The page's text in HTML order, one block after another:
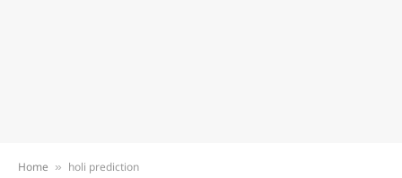
Home » holi prediction